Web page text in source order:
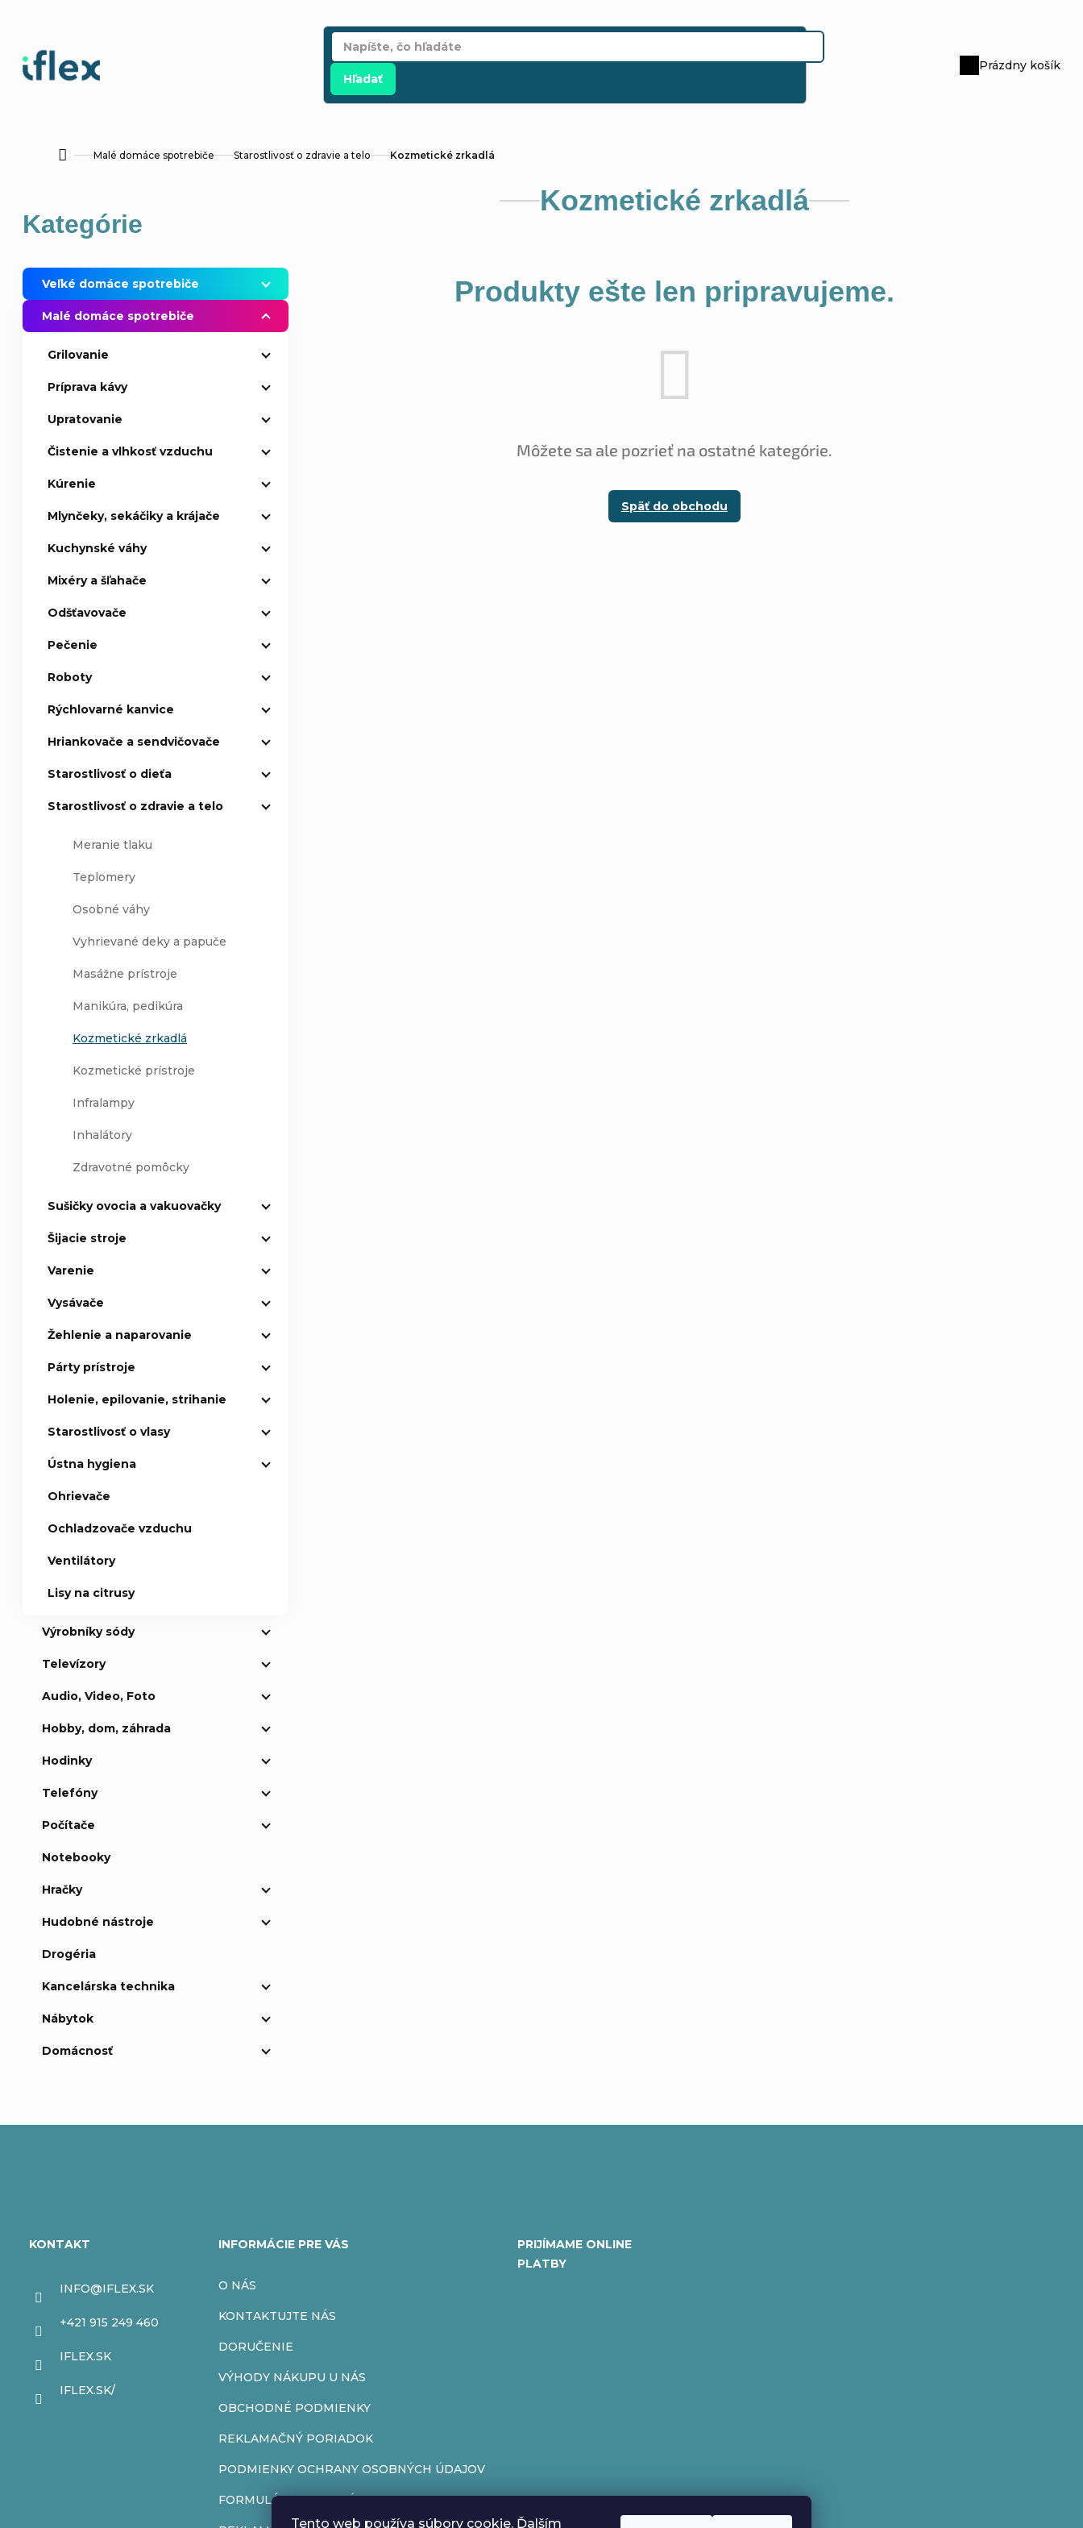
Tento web používa súbory cookie. Ďalším
Hľadať
Nákupný
Prázdny košík
DomovMalé domáce spotrebiče Starostlivosť o zdravie a telo Kozmetické zrkadlá
o
č
n
Preskočiť
kategórie
Kategórie
Veľké domáce spotrebiče
Malé domáce spotrebiče
Grilovanie
Príprava kávy
Upratovanie
Čistenie a vlhkosť vzduchu
Kúrenie
Mlynčeky, sekáčiky a krájače
Kuchynské váhy
Mixéry a šľahače
Odšťavovače
Pečenie
Roboty
Rýchlovarné kanvice
Hriankovače a sendvičovače
Starostlivosť o dieťa
Starostlivosť o zdravie a telo
Meranie tlaku
Teplomery
Osobné váhy
Vyhrievané deky a papuče
Masážne prístroje
Manikúra, pedikúra
Kozmetické zrkadlá
Kozmetické prístroje
Infralampy
Inhalátory
Zdravotné pomôcky
Sušičky ovocia a vakuovačky
Šijacie stroje
Varenie
Vysávače
Žehlenie a naparovanie
Párty prístroje
Holenie, epilovanie, strihanie
Starostlivosť o vlasy
Ústna hygiena
Ohrievače
Ochladzovače vzduchu
Ventilátory
Lisy na citrusy
Výrobníky sódy
Televízory
Audio, Video, Foto
Hobby, dom, záhrada
Hodinky
Telefóny
Počítače
Notebooky
Hračky
Hudobné nástroje
Drogéria
Kancelárska technika
Nábytok
Domácnosť
Kozmetické zrkadlá
Produkty ešte len pripravujeme.
Môžete sa ale pozrieť na ostatné kategórie.
Späť do obchodu
KONTAKT
INFO@IFLEX.SK
+421 915 249 460
IFLEX.SK
IFLEX.SK/
INFORMÁCIE PRE VÁS
O NÁS
KONTAKTUJTE NÁS
DORUČENIE
VÝHODY NÁKUPU U NÁS
OBCHODNÉ PODMIENKY
REKLAMAČNÝ PORIADOK
PODMIENKY OCHRANY OSOBNÝCH ÚDAJOV
FORMULÁR NA ODSTÚPENIE OD ZMLUVY
PRIJÍMAME ONLINE
PLATBY